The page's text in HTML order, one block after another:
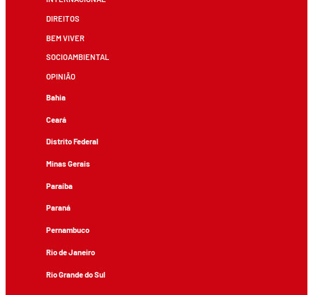
DIREITOS
BEM VIVER
SOCIOAMBIENTAL
OPINIÃO
Bahia
Ceará
Distrito Federal
Minas Gerais
Paraíba
Paraná
Pernambuco
Rio de Janeiro
Rio Grande do Sul